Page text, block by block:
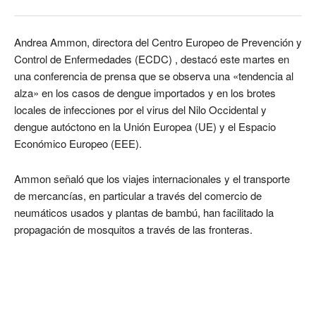
Andrea Ammon, directora del Centro Europeo de Prevención y
Control de Enfermedades (ECDC) , destacó este martes en
una conferencia de prensa que se observa una «tendencia al
alza» en los casos de dengue importados y en los brotes
locales de infecciones por el virus del Nilo Occidental y
dengue autóctono en la Unión Europea (UE) y el Espacio
Económico Europeo (EEE).
Ammon señaló que los viajes internacionales y el transporte
de mercancías, en particular a través del comercio de
neumáticos usados y plantas de bambú, han facilitado la
propagación de mosquitos a través de las fronteras.